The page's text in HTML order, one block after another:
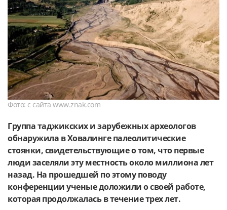
Фото: с сайта www.znak.com
Группа таджикских и зарубежных археологов
обнаружила в Ховалинге палеолитические
стоянки, свидетельствующие о том, что первые
люди заселяли эту местность около миллиона лет
назад. На прошедшей по этому поводу
конференции ученые доложили о своей работе,
которая продолжалась в течение трех лет.